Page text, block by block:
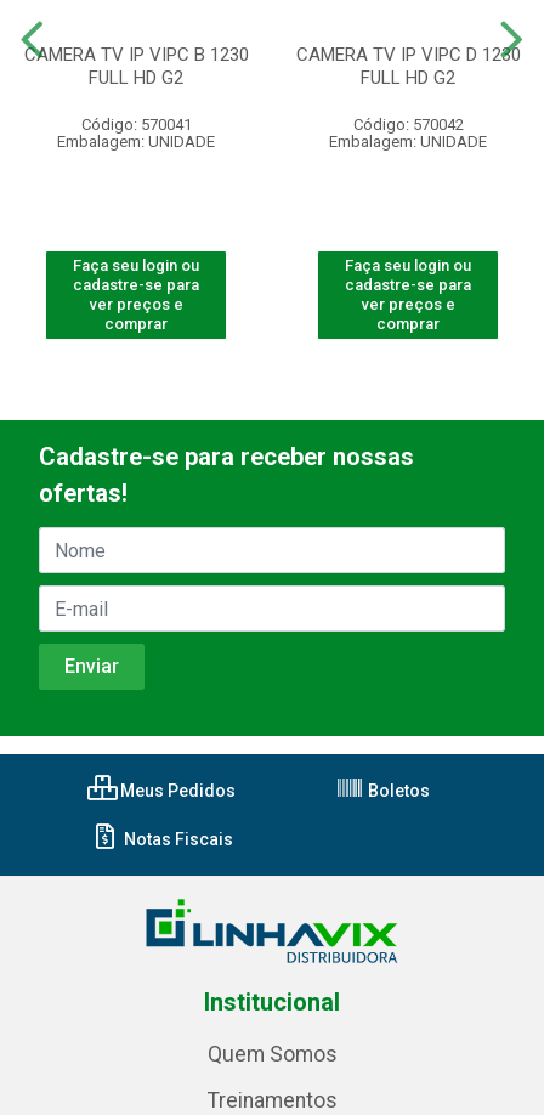
CAMERA TV IP VIPC B 1230
FULL HD G2
Código: 570041
Embalagem: UNIDADE
Faça seu login ou
cadastre-se para
ver preços e
comprar
CAMERA TV IP VIPC D 1230
FULL HD G2
Código: 570042
Embalagem: UNIDADE
Faça seu login ou
cadastre-se para
ver preços e
comprar
Cadastre-se para receber nossas
ofertas!
Meus Pedidos Boletos
Notas Fiscais
Institucional
Quem Somos
Treinamentos